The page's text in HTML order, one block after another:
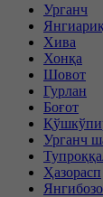
Урганч
Янгиариқ
Хива
Хонқа
Шовот
Гурлан
Боғот
Урганч
Ҳазорасп